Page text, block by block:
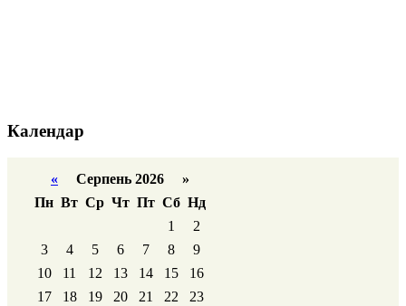
Календар
« Серпень 2026 »
Пн Вт Ср Чт Пт Сб Нд
1
2
3
4 5 6 7 8
9
10
11 12 13 14 15
16
17
18 19 20 21 22
23